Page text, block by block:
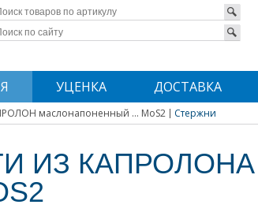
УЦЕНКА ДОСТАВКА
маслонапоненный ... MoS2 Стержни
ИЗ